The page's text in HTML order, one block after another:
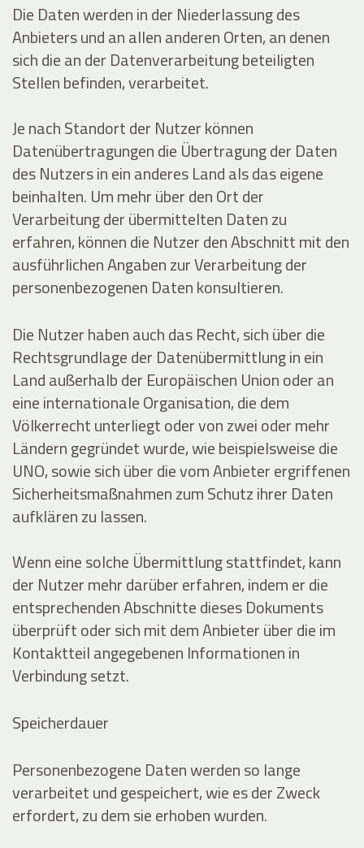
Die Daten werden in der Niederlassung des
Anbieters und an allen anderen Orten, an denen
sich die an der Datenverarbeitung beteiligten
Stellen befinden, verarbeitet.
Je nach Standort der Nutzer können
Datenübertragungen die Übertragung der Daten
des Nutzers in ein anderes Land als das eigene
beinhalten. Um mehr über den Ort der
Verarbeitung der übermittelten Daten zu
erfahren, können die Nutzer den Abschnitt mit den
ausführlichen Angaben zur Verarbeitung der
personenbezogenen Daten konsultieren.
Die Nutzer haben auch das Recht, sich über die
Rechtsgrundlage der Datenübermittlung in ein
Land außerhalb der Europäischen Union oder an
eine internationale Organisation, die dem
Völkerrecht unterliegt oder von zwei oder mehr
Ländern gegründet wurde, wie beispielsweise die
UNO, sowie sich über die vom Anbieter ergriffenen
Sicherheitsmaßnahmen zum Schutz ihrer Daten
aufklären zu lassen.
Wenn eine solche Übermittlung stattfindet, kann
der Nutzer mehr darüber erfahren, indem er die
entsprechenden Abschnitte dieses Dokuments
überprüft oder sich mit dem Anbieter über die im
Kontaktteil angegebenen Informationen in
Verbindung setzt.
Speicherdauer
Personenbezogene Daten werden so lange
verarbeitet und gespeichert, wie es der Zweck
erfordert, zu dem sie erhoben wurden.